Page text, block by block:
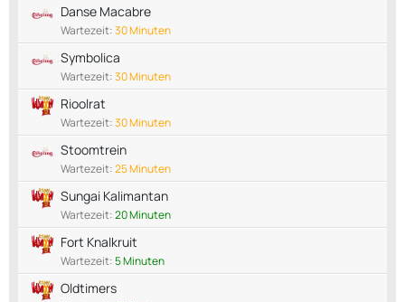
Danse Macabre
Wartezeit:30 Minuten
Symbolica
Wartezeit:30 Minuten
Rioolrat
Wartezeit:30 Minuten
Stoomtrein
Wartezeit:25 Minuten
Sungai Kalimantan
Wartezeit:20 Minuten
Fort Knalkruit
Wartezeit:5 Minuten
Oldtimers